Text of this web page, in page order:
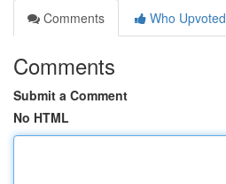
Comments
Who Upvoted
Comments
Submit a Comment
No HTML